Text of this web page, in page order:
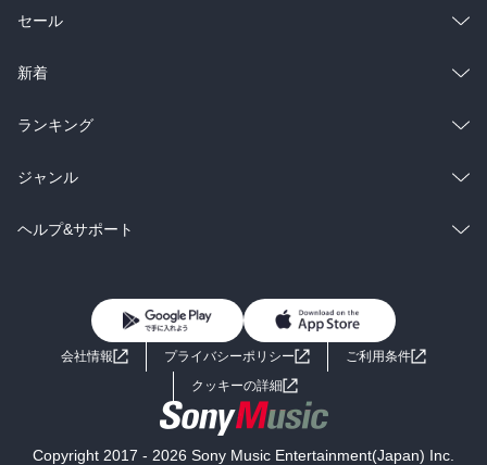
総合
ラノベ
雑誌・グラビア
BL・TL
セール
総合
ラノベ
雑誌・グラビア
BL・TL
新着
総合
ラノベ
雑誌・グラビア
ランキング
総合
ラノベ
ジャンル
コミック
ライトノベル 男子向けラノベ
小説
海外小説
ヘルプ&サポート
よくあるご質問 お問い合わせ
会社情報 プライバシーポリシー
ご利用条件
クッキーの詳細
Copyright 2017 - 2026 Sony Music Entertainment(Japan) Inc.